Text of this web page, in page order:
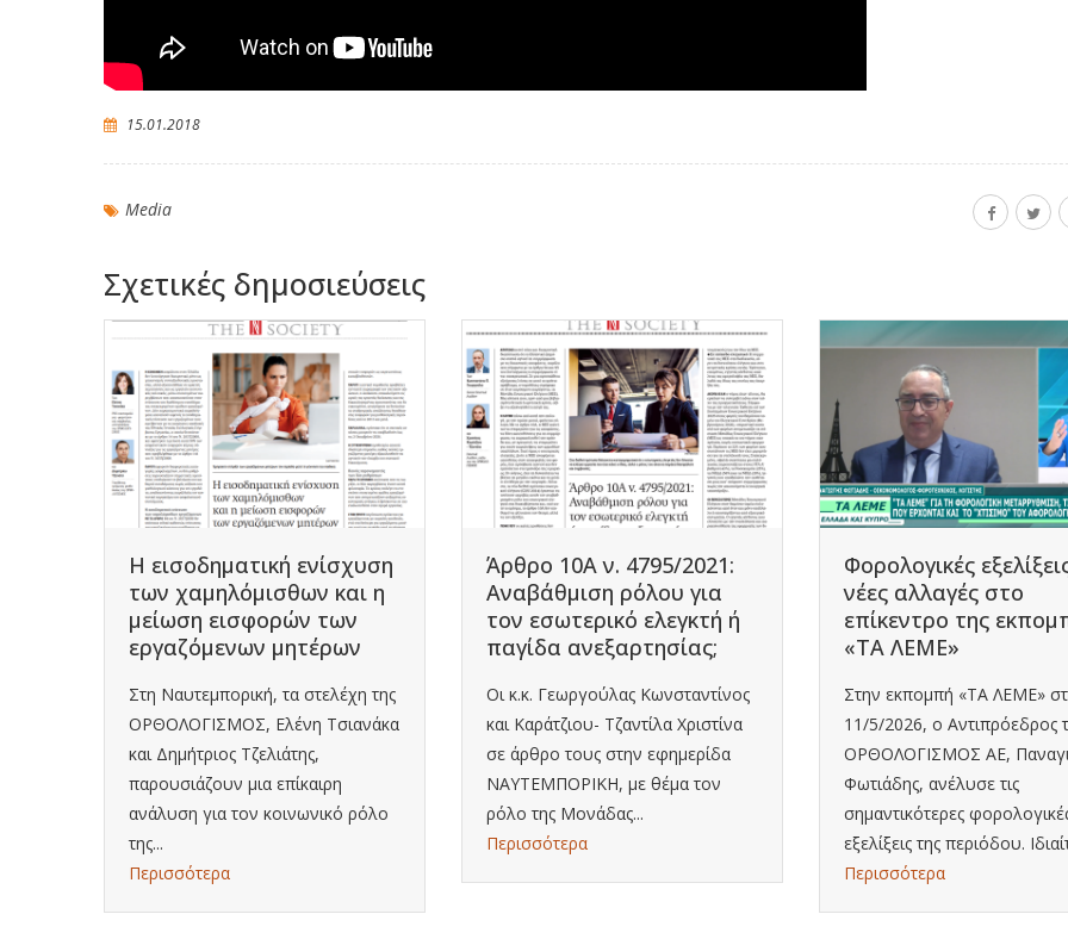
15.01.2018
Media
Σχετικές δημοσιεύσεις
Η εισοδηματική ενίσχυση
των χαμηλόμισθων και η
μείωση εισφορών των
εργαζόμενων μητέρων
Στη Ναυτεμπορική, τα στελέχη της
ΟΡΘΟΛΟΓΙΣΜΟΣ, Ελένη Τσιανάκα
και Δημήτριος Τζελιάτης,
παρουσιάζουν μια επίκαιρη
ανάλυση για τον κοινωνικό ρόλο
της...
Περισσότερα
Άρθρο 10Α ν. 4795/2021:
Αναβάθμιση ρόλου για
τον εσωτερικό ελεγκτή ή
παγίδα ανεξαρτησίας;
Οι κ.κ. Γεωργούλας Κωνσταντίνος
και Καράτζιου- Τζαντίλα Χριστίνα
σε άρθρο τους στην εφημερίδα
ΝΑΥΤΕΜΠΟΡΙΚΗ, με θέμα τον
ρόλο της Μονάδας...
Περισσότερα
Φορολογικές
νέες αλλαγές στο
επίκεντρο της
«ΤΑ ΛΕΜΕ»
Στην εκπομπή «ΤΑ ΛΕΜΕ»
11/5/2026, ο Αντιπρόεδρος
ΟΡΘΟΛΟΓΙΣΜΟΣ ΑΕ,
Φωτιάδης, ανέλυσε τις
σημαντικότερες
εξελίξεις της περιόδου.
Περισσότερα